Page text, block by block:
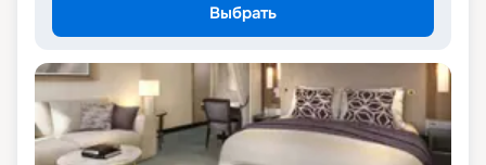
Выбрать